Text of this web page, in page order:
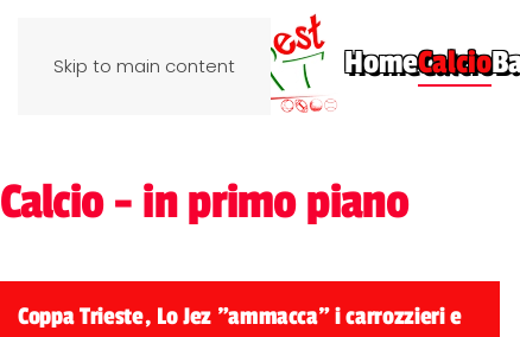
Skip to main content HomeCalcio
Calcio - in primo piano
Coppa Trieste, Lo Jez "ammacca" i carrozzieri e